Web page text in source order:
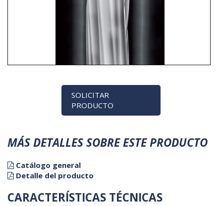
SOLICITAR
PRODUCTO
MÁS DETALLES SOBRE ESTE PRODUCTO
Catálogo general
Detalle del producto
CARACTERÍSTICAS TÉCNICAS